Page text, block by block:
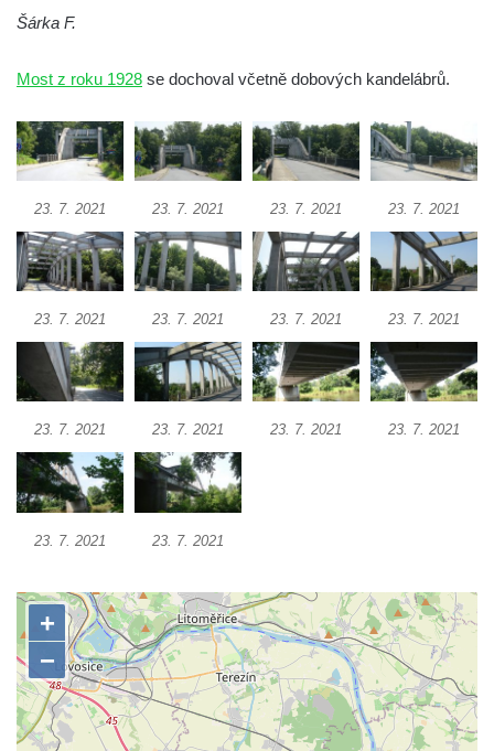
Zálezel
Podlešínem
Silniční most přes Svitávku v Nových
Klášterní most v Zákupech
Kamenný most v Zákupech
Bývalý vodní náhon u Antonínova údolí
Železniční most u Bořkova
Pitrův most v Rajhradě
Kamenný most v Markvarticích
Silniční most u Mnichova Hradiště
Silniční most u Bakova nad Jizerou
Údolí
Železniční most u Noviny
Kamenný most přes Mandavu v Rumburku
Most Sychrov-04 v Radostíně
Železniční most u Sychrova
Šárka F.
Most z roku 1928 se dochoval včetně dobových kandelábrů.
23. 7. 2021 23. 7. 2021 23. 7. 2021 23. 7. 2021
23. 7. 2021 23. 7. 2021 23. 7. 2021 23. 7. 2021
23. 7. 2021 23. 7. 2021 23. 7. 2021 23. 7. 2021
23. 7. 2021 23. 7. 2021